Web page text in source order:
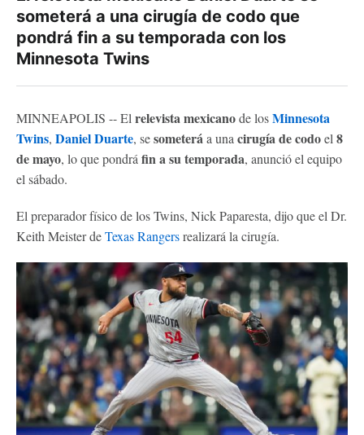
someterá a una cirugía de codo que
pondrá fin a su temporada con los
Minnesota Twins
MINNEAPOLIS -- El relevista mexicanode losMinnesota
Twins, Daniel Duarte, sesometeráa una cirugía de codoel 8
de mayo, lo que pondrá fin a su temporada, anunció el equipo
el sábado.
El preparador físico de los Twins, Nick Paparesta, dijo que el Dr.
Keith Meister deTexas Rangersrealizará la cirugía.